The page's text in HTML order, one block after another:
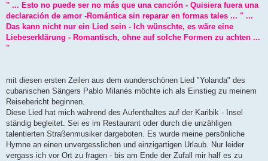
e
s
n
e
r
a
g
" ... Esto no puede ser no más que una canción - Quisiera fuera una
declaración de amor -Romántica sin reparar en formas tales ... " ...
Das kann nicht nur ein Lied sein - Ich wünschte, es wäre eine
Liebeserklärung - Romantisch, ohne auf solche Formen zu achten ...
"
mit diesen ersten Zeilen aus dem wunderschönen Lied "Yolanda" des
cubanischen Sängers Pablo Milanés möchte ich als Einstieg zu meinem
Reisebericht beginnen.
Diese Lied hat mich während des Aufenthaltes auf der Karibik - Insel
ständig begleitet. Sei es im Restaurant oder durch die unzähligen
talentierten Straßenmusiker dargeboten. Es wurde meine persönliche
Hymne an einen unvergesslichen und einzigartigen Urlaub. Nur leider
vergass ich vor Ort zu fragen - bis am Ende der Zufall mir half es zu